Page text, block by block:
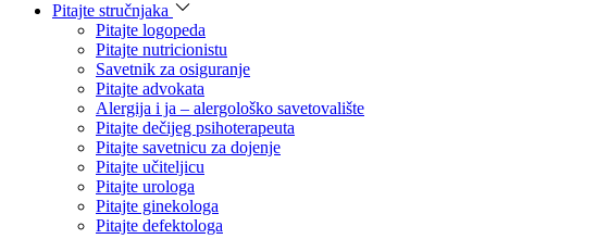
Pitajte stručnjaka
Pitajte logopeda
Pitajte nutricionistu
Savetnik za osiguranje
Pitajte advokata
Alergija i ja – alergološko savetovalište
Pitajte dečijeg psihoterapeuta
Pitajte savetnicu za dojenje
Pitajte učiteljicu
Pitajte urologa
Pitajte ginekologa
Pitajte defektologa